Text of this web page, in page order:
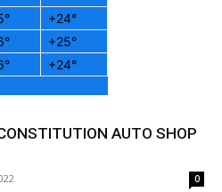
+24°
+25°
+24°
AUTO SHOP
0